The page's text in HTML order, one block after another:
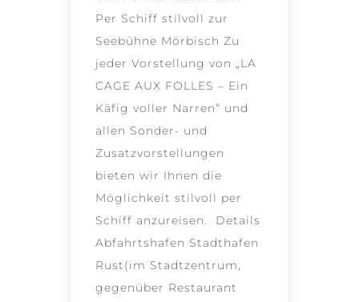
Per Schiff stilvoll zur
Seebühne Mörbisch Zu
jeder Vorstellung von „LA
CAGE AUX FOLLES – Ein
Käfig voller Narren“ und
allen Sonder- und
Zusatzvorstellungen
bieten wir Ihnen die
Möglichkeit stilvoll per
Schiff anzureisen. Details
Abfahrtshafen Stadthafen
Rust(im Stadtzentrum,
gegenüber Restaurant